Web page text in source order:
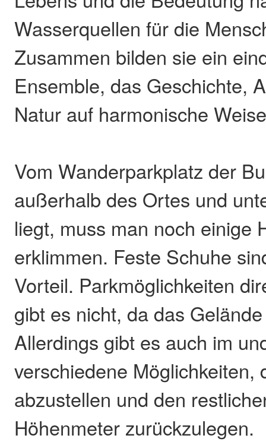
Wasserquellen für die
Zusammen bilden sie ein
Ensemble, das Geschichte,
Natur auf harmonische
Vom Wanderparkplatz der
außerhalb des Ortes und
liegt, muss man noch einige
erklimmen. Feste Schuhe
Vorteil. Parkmöglichkeiten
gibt es nicht, da das
Allerdings gibt es auch im
verschiedene Möglichkeiten,
abzustellen und den
Höhenmeter zurückzulegen.